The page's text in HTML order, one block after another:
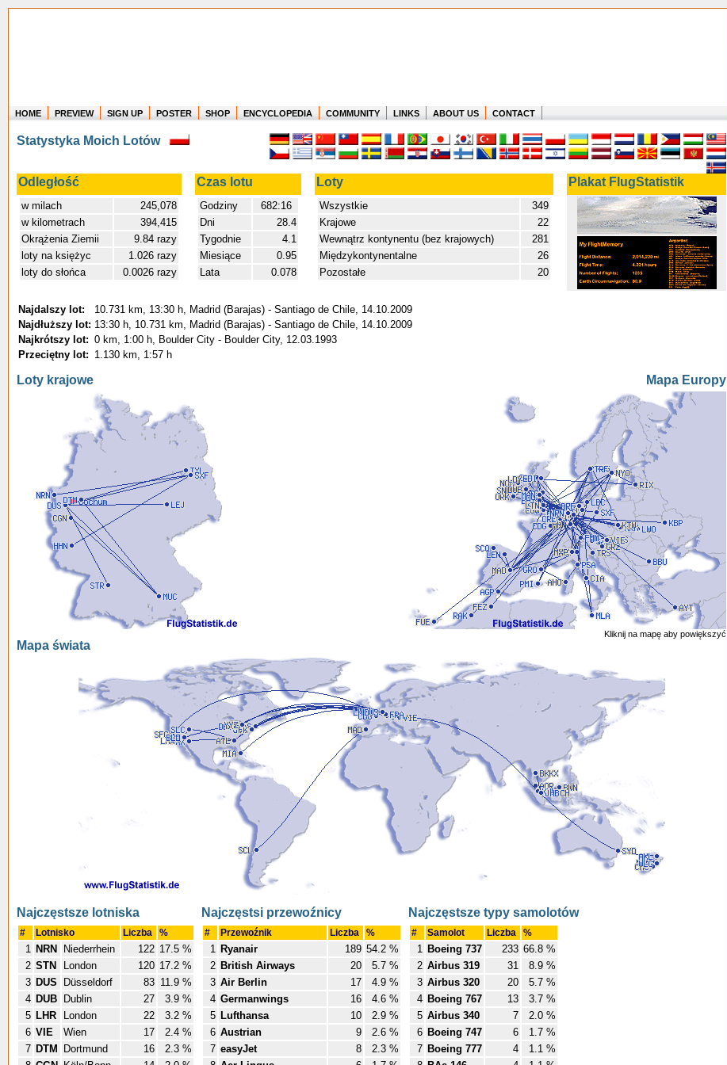
Where in the world have you flown?
How long have you been in the air?
Create your own FlightMemory and see!
HOME PREVIEW SIGN UP POSTER SHOP ENCYCLOPEDIA COMMUNITY LINKS ABOUT US CONTACT
Statystyka Moich Lotów
Odległość Czas lotu Loty Plakat FlugStatistik
w milach
245,078
w kilometrach
394,415
Okrążenia Ziemii
9.84 razy
loty na księżyc
1.026 razy
loty do słońca
0.0026 razy
Godziny
682:16
Dni
28.4
Tygodnie
4.1
Miesiące
0.95
Lata
0.078
Wszystkie
349
Krajowe
22
Wewnątrz kontynentu (bez krajowych)
281
Międzykontynentalne
26
Pozostałe
20
Najdalszy lot:
10.731 km, 13:30 h, Madrid (Barajas) - Santiago de Chile, 14.10.2009
Najdłuższy lot: 13:30 h, 10.731 km, Madrid (Barajas) - Santiago de Chile, 14.10.2009
Najkrótszy lot: 0 km, 1:00 h, Boulder City - Boulder City, 12.03.1993
Przeciętny lot: 1.130 km, 1:57 h
Loty krajowe Mapa Europy
Kliknij na mapę aby powiększyć
Mapa świata
Najczęstsze lotniska
# Lotnisko Liczba %
1 NRN Niederrhein 122 17.5 %
2 STN London 120 17.2 %
3 DUS Düsseldorf 83 11.9 %
4 DUB Dublin 27
3.9 %
5 LHR London 22
3.2 %
6 VIE Wien 17
2.4 %
7 DTM Dortmund 16
2.3 %
Najczęstsi przewoźnicy
# Przewoźnik Liczba %
1 Ryanair 189 54.2 %
2 British Airways 20
5.7 %
3 Air Berlin 17
4.9 %
4 Germanwings 16
4.6 %
5 Lufthansa 10
2.9 %
6 Austrian 9
2.6 %
7 easyJet 8
2.3 %
Najczęstsze typy samolotów
# Samolot Liczba %
1 Boeing 737 233 66.8 %
2 Airbus 319 31
8.9 %
3 Airbus 320 20
5.7 %
4 Boeing 767 13
3.7 %
5 Airbus 340 7
2.0 %
6 Boeing 747 6
1.7 %
7 Boeing 777 4
1.1 %